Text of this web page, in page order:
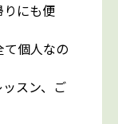
にも便
個人なの
スン、ご